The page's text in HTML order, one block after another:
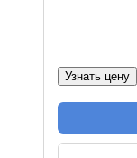
Узнать цену